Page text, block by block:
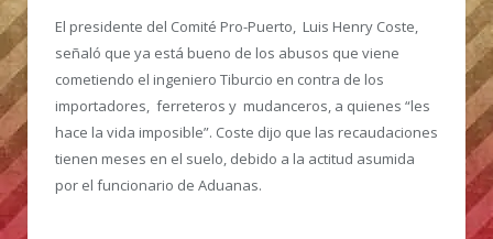
El presidente del Comité Pro-Puerto, Luis Henry Coste,
señaló que ya está bueno de los abusos que viene
cometiendo el ingeniero Tiburcio en contra de los
importadores, ferreteros y mudanceros, a quienes “les
hace la vida imposible”. Coste dijo que las recaudaciones
tienen meses en el suelo, debido a la actitud asumida
por el funcionario de Aduanas.